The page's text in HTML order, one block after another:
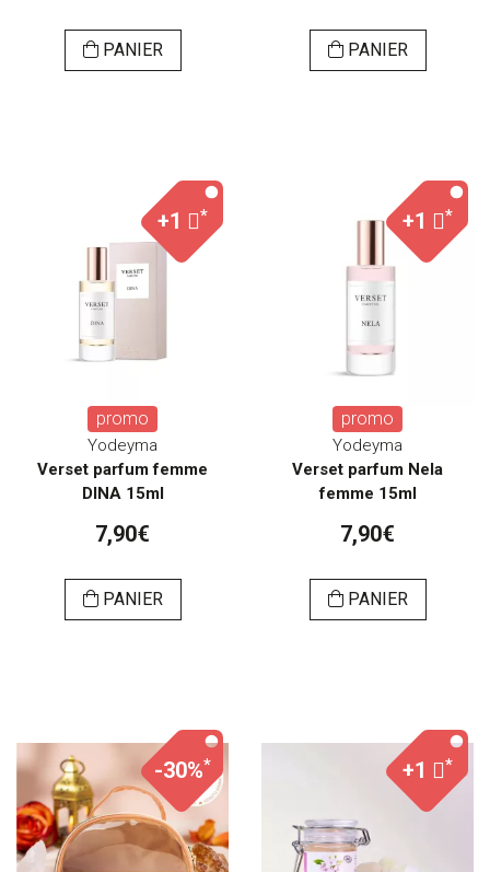
PANIER PANIER
+1 *
promo
Yodeyma
Verset parfum femme
DINA 15ml
7,90€
PANIER
+1 *
promo
Yodeyma
Verset parfum Nela
femme 15ml
7,90€
PANIER
-30%* +1 *